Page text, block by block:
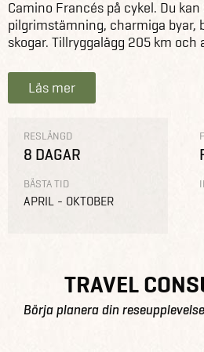
Camino Francés på cykel. Du
pilgrimstämning, charmiga byar,
skogar. Tillryggalägg 205 km och
Läs mer
RESLÄNGD
8 DAGAR
BÄSTA TID
APRIL - OKTOBER
TRAVEL
Börja planera din